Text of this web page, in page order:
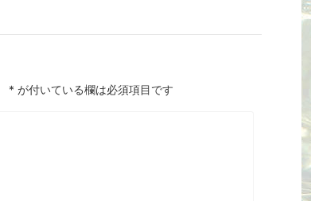
* が付いている欄は必須項目です